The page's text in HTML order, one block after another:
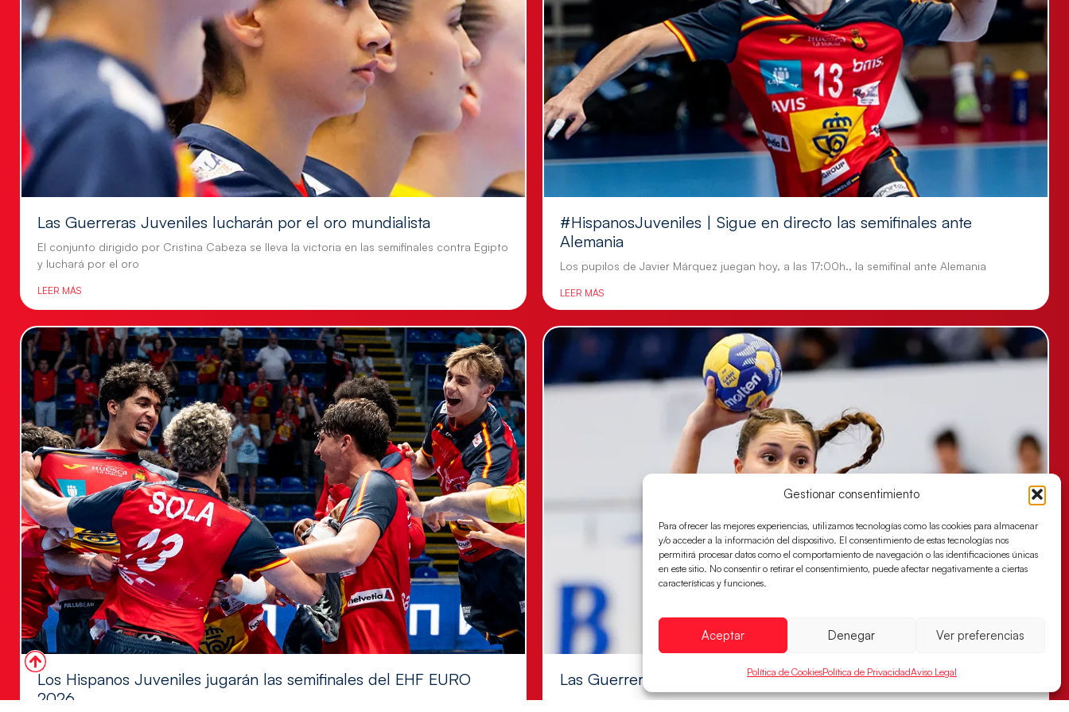
Gestionar consentimiento
Para ofrecer las mejores experiencias, utilizamos tecnologías como las cookies para almacenar
y/o acceder a la información del dispositivo. El consentimiento de estas tecnologías nos
permitirá procesar datos como el comportamiento de navegación o las identificaciones únicas
en este sitio. No consentir o retirar el consentimiento, puede afectar negativamente a ciertas
características y funciones.
Aceptar Denegar Ver preferencias
Política de CookiesPolítica de PrivacidadAviso Legal
Las Guerreras Juveniles lucharán por el oro mundialista
El conjunto dirigido por Cristina Cabeza se lleva la victoria en las semifinales contra Egipto
y luchará por el oro
LEER MÁS
#HispanosJuveniles | Sigue en directo las semifinales ante
Alemania
Los pupilos de Javier Márquez juegan hoy, a las 17:00h., la semifinal ante Alemania
LEER MÁS
Los Hispanos Juveniles jugarán las semifinales del EHF EURO
2026
Las Guerreras Juveniles sellan su billete para las semifinales
Las pupilas de Cristina Cabeza han remontado con parcial de 7:1 que les ha dado el pase